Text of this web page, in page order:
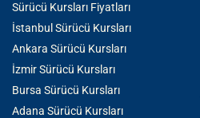
Sürücü Kursları Fiyatları
İstanbul Sürücü Kursları
Ankara Sürücü Kursları
İzmir Sürücü Kursları
Bursa Sürücü Kursları
Adana Sürücü Kursları